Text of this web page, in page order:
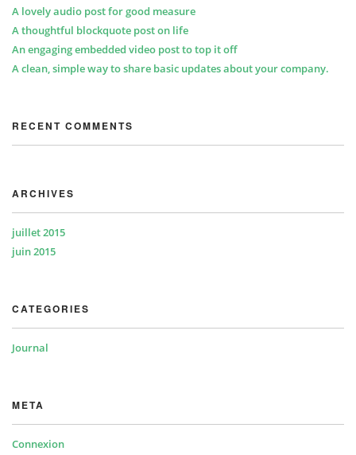
A lovely audio post for good measure
A thoughtful blockquote post on life
An engaging embedded video post to top it off
A clean, simple way to share basic updates about your company.
RECENT COMMENTS
ARCHIVES
juillet 2015
juin 2015
CATEGORIES
Journal
META
Connexion